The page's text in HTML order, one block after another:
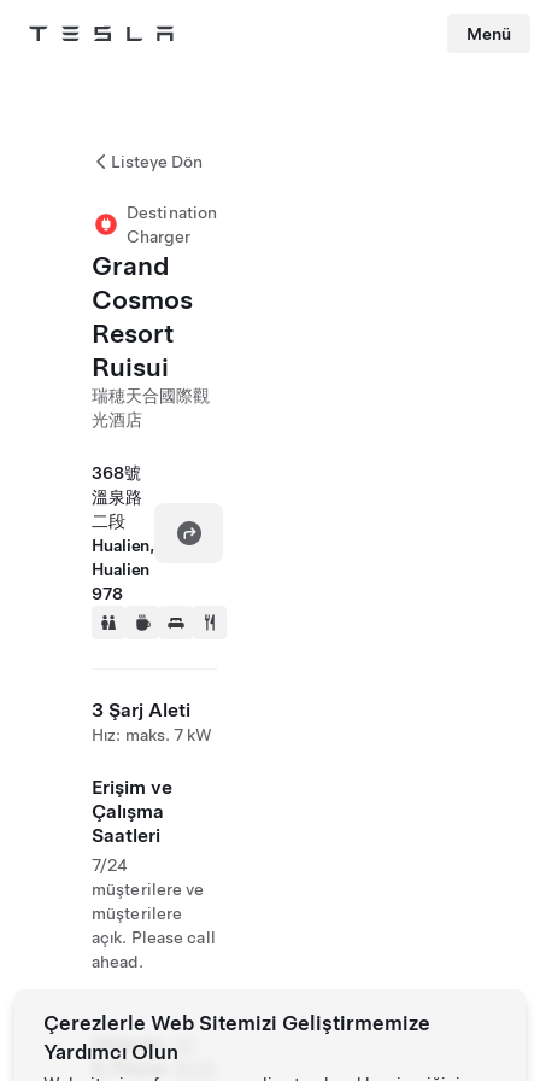
Tesla Menü
Listeye Dön
Destination
Charger
Grand
Cosmos
Resort
Ruisui
瑞穂天合國際觀
光酒店
368號
溫泉路
二段
Hualien,
Hualien
978
3 Şarj Aleti
Hız: maks. 7 kW
Erişim ve
Çalışma
Saatleri
7/24
müşterilere ve
müşterilere
açık. Please call
ahead.
Website 02
Çerezlerle Web Sitemizi Geliştirmemize
Yardımcı Olun